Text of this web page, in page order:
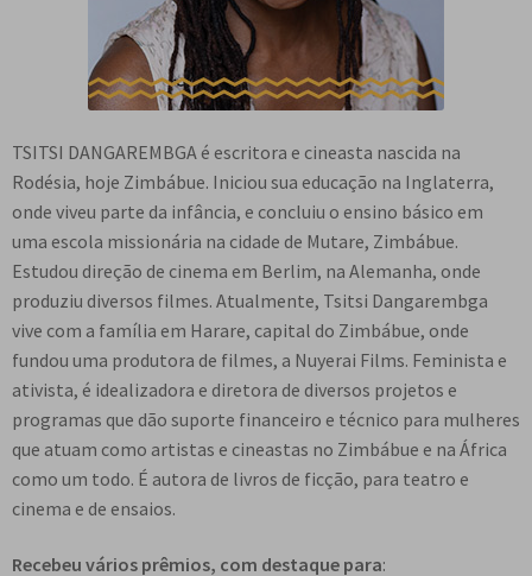
TSITSI DANGAREMBGA é escritora e cineasta nascida na
Rodésia, hoje Zimbábue. Iniciou sua educação na Inglaterra,
onde viveu parte da infância, e concluiu o ensino básico em
uma escola missionária na cidade de Mutare, Zimbábue.
Estudou direção de cinema em Berlim, na Alemanha, onde
produziu diversos filmes. Atualmente, Tsitsi Dangarembga
vive com a família em Harare, capital do Zimbábue, onde
fundou uma produtora de filmes, a Nuyerai Films. Feminista e
ativista, é idealizadora e diretora de diversos projetos e
programas que dão suporte financeiro e técnico para mulheres
que atuam como artistas e cineastas no Zimbábue e na África
como um todo. É autora de livros de ficção, para teatro e
cinema e de ensaios.
Recebeu vários prêmios, com destaque para: